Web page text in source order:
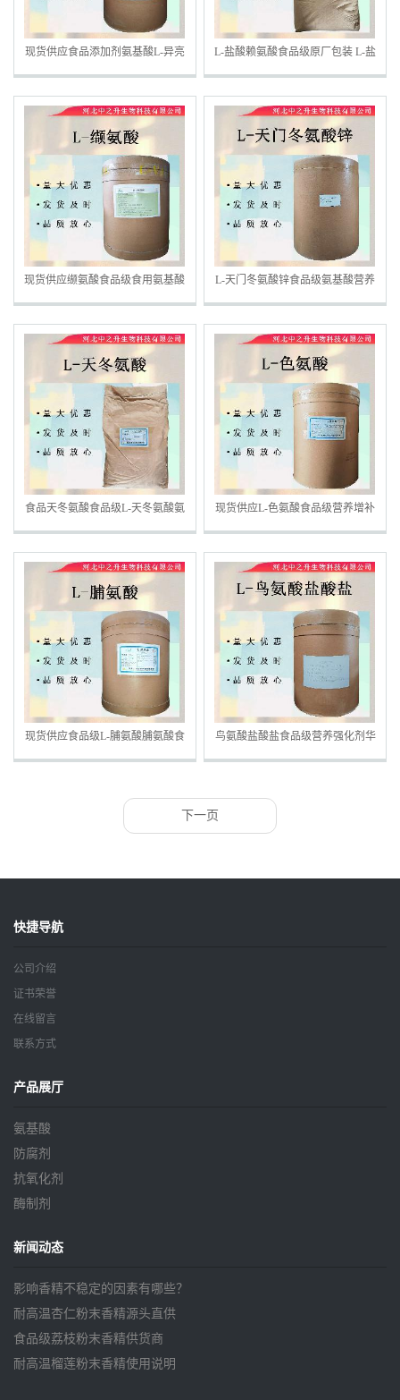
现货供应食品添加剂氨基酸L-异亮
氨酸食品级异亮氨酸氨基酸
L-盐酸赖氨酸食品级原厂包装 L-盐
酸赖氨酸
现货供应缬氨酸食品级食用氨基酸
系列食品级L-缬氨酸25kg一桶
L-天门冬氨酸锌食品级氨基酸营养
强化剂天冬氨酸量大优惠
食品天冬氨酸食品级L-天冬氨酸氨
基酸营养强化剂天冬氨酸
现货供应L-色氨酸食品级营养增补
剂色氨酸99%含量 氨基酸色氨酸
现货供应食品级L-脯氨酸脯氨酸食
品级氨基酸食用氨基酸营养强化剂
鸟氨酸盐酸盐食品级营养强化剂华
阳鸟氨酸 L-鸟氨酸盐酸盐
下一页
快捷导航
公司介绍
证书荣誉
在线留言
联系方式
产品展厅
氨基酸
防腐剂
抗氧化剂
酶制剂
新闻动态
影响香精不稳定的因素有哪些？
耐高温杏仁粉末香精源头直供
食品级荔枝粉末香精供货商
耐高温榴莲粉末香精使用说明